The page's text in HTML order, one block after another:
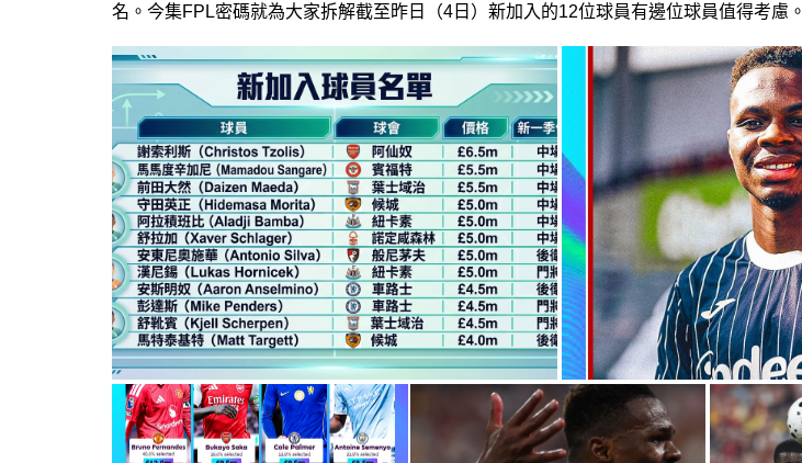
名。今集FPL密碼就為大家拆解截至昨日（4日）新加入的12位球員有邊位球員值得考慮。